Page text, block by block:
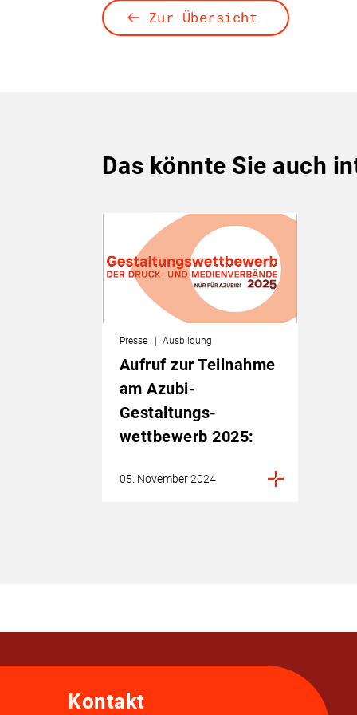
Zur Übersicht
Das könnte Sie auch
Presse Ausbildung
Aufruf zur Teilnahme
am Azubi-
Gestaltungs­
wettbewerb 2025:
05. November 2024
Kontakt